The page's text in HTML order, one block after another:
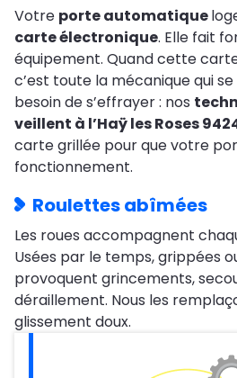
Votre porte automatique
carte électronique. Elle fait
équipement. Quand cette
c’est toute la mécanique qui
besoin de s’effrayer : nos
veillent à l’Haÿ les Roses
carte grillée pour que votre
fonctionnement.
Roulettes abîmées
Les roues accompagnent
Usées par le temps, grippées
provoquent grincements,
déraillement. Nous les
glissement doux.